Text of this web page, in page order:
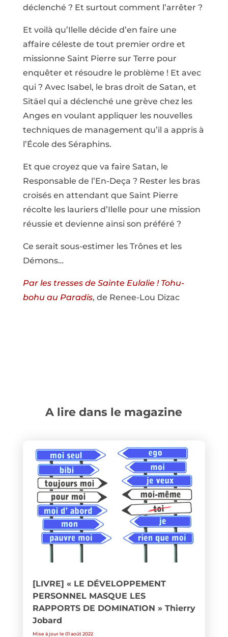
déclenché ? Et surtout comment l’arrêter ?
Et voilà qu’Ilelle décide d’en faire une
affaire céleste de tout premier ordre et
missionne Saint Pierre sur Terre pour
enquêter et résoudre le problème ! Et avec
qui ? Avec Isabel, le bras droit de Satan, et
Sitäel qui a déclenché une grève chez les
Anges en voulant appliquer les nouvelles
techniques de management qu’il a appris à
l’École des Séraphins.
Et que croyez que va faire Satan, le
Responsable de l’En-Deça ? Rester les bras
croisés en attendant que Saint Pierre
récolte les lauriers d’Ilelle pour une mission
réussie et devienne ainsi son préféré ?
Ce serait sous-estimer les Trônes et les
Démons…
Par les tresses de Sainte Eulalie ! Tohu-
bohu au Paradis, de Renee-Lou Dizac
A lire dans le magazine
[LIVRE] « LE DÉVELOPPEMENT
PERSONNEL MASQUE LES
RAPPORTS DE DOMINATION » Thierry
Jobard
Mise à jour le 01 août 2022